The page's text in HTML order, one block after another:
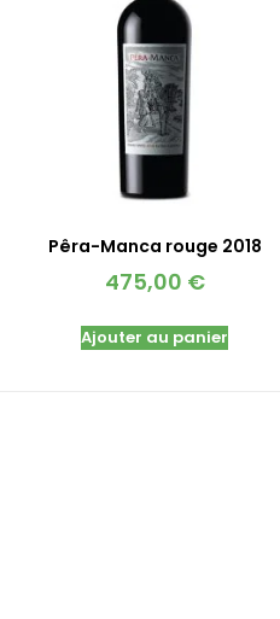
Pêra-Manca rouge 2018
475,00 €
Ajouter au panier